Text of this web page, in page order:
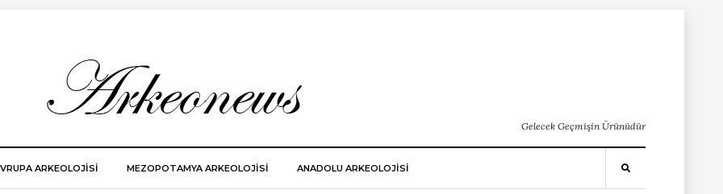
Gelecek Geçmişin Ürünüdür
ARKEOLOJISI MEZOPOTAMYA ARKEOLOJISI ANADOLU ARKEOLOJİSİ